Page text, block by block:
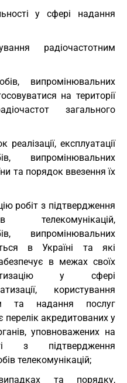
у сфері надання
радіочастотним
випромінювальних
на території
загального
експлуатації
випромінювальних
та порядок ввезення їх
робіт з підтвердження
телекомунікацій,
випромінювальних
в Україні та які
в межах своїх
у сфері
користування
та надання послуг
перелік акредитованих у
уповноважених на
з підтвердження
телекомунікацій;
та порядку,